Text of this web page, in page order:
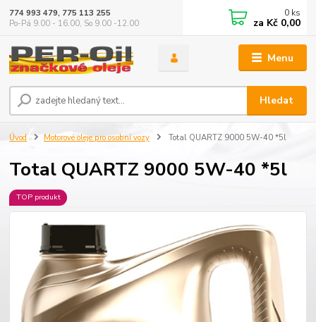
Menu
Hledat
774 993 479, 775 113 255
Po-Pá 9.00 - 16.00, So 9.00 -12.00
0 ks
za Kč 0,00
Úvod Motorové oleje pro osobní vozy Total QUARTZ 9000 5W-40 *5l
Total QUARTZ 9000 5W-40 *5l
TOP produkt